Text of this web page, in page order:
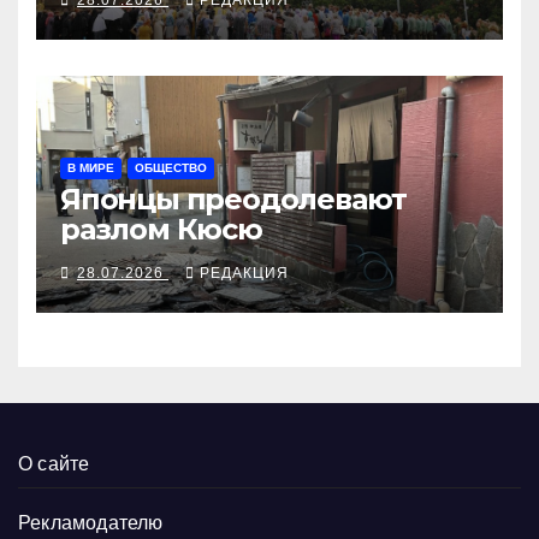
сограждан
В МИРЕ ОБЩЕСТВО
Японцы преодолевают
разлом Кюсю
28.07.2026 РЕДАКЦИЯ
О сайте
Рекламодателю